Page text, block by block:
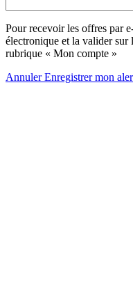
Pour recevoir les offres par
électronique et la valider sur
rubrique « Mon compte »
AnnulerEnregistrer mon